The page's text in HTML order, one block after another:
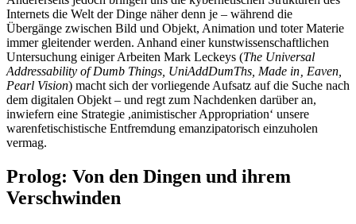
Internets die Welt der Dinge näher denn je – während die
Übergänge zwischen Bild und Objekt, Animation und toter Materie
immer gleitender werden. Anhand einer kunstwissenschaftlichen
Untersuchung einiger Arbeiten Mark Leckeys (The Universal
Addressability of Dumb Things, UniAddDumThs, Made in‚ Eaven,
Pearl Vision) macht sich der vorliegende Aufsatz auf die Suche nach
dem digitalen Objekt – und regt zum Nachdenken darüber an,
inwiefern eine Strategie ,animistischer Appropriation‘ unsere
warenfetischistische Entfremdung emanzipatorisch einzuholen
vermag.
Prolog: Von den Dingen und ihrem
Verschwinden